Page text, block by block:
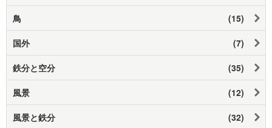
鳥 (15)
国外 (7)
鉄分と空分 (35)
風景 (12)
風景と鉄分 (32)